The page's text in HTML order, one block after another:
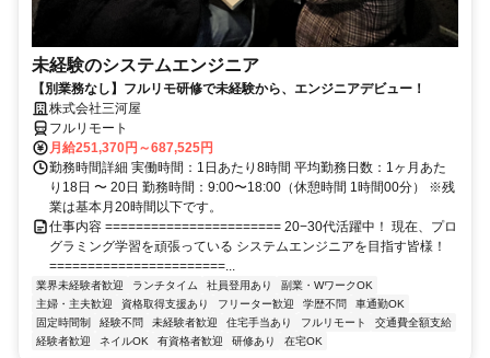
未経験のシステムエンジニア
【別業務なし】フルリモ研修で未経験から、エンジニアデビュー！
株式会社三河屋
フルリモート
月給251,370円～687,525円
勤務時間詳細 実働時間：1日あたり8時間 平均勤務日数：1ヶ月あた
り18日 〜 20日 勤務時間：9:00〜18:00（休憩時間 1時間00分） ※残
業は基本月20時間以下です。
仕事内容 ======================= 20−30代活躍中！ 現在、プロ
グラミング学習を頑張っている システムエンジニアを目指す皆様！
=======================...
業界未経験者歓迎 ランチタイム 社員登用あり
副業・WワークOK
主婦・主夫歓迎
資格取得支援あり フリーター歓迎 学歴不問
車通勤OK
固定時間制
経験不問 未経験者歓迎 住宅手当あり フルリモート
交通費全額支給
経験者歓迎
ネイルOK 有資格者歓迎 研修あり 在宅OK